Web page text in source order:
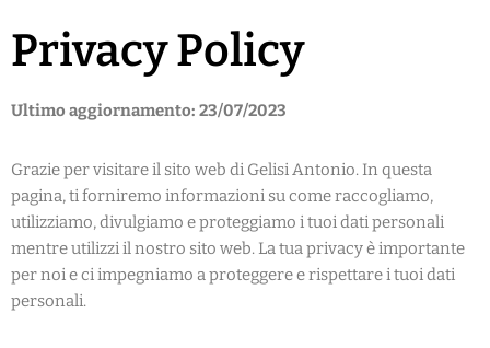
Privacy Policy
Ultimo aggiornamento: 23/07/2023
Grazie per visitare il sito web di Gelisi Antonio. In questa
pagina, ti forniremo informazioni su come raccogliamo,
utilizziamo, divulgiamo e proteggiamo i tuoi dati personali
mentre utilizzi il nostro sito web. La tua privacy è importante
per noi e ci impegniamo a proteggere e rispettare i tuoi dati
personali.